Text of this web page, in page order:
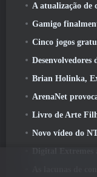
A atualização de
Gamigo finalmente revela a
Cinco jogos
Desenvolvedores de
Brian Holinka, Ex-especialista em
ArenaNet
Livro de Arte
Novo vídeo do NTE Lore
As lacunas de